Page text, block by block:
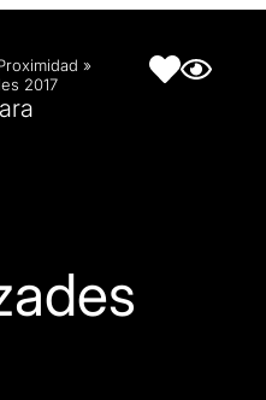
»
2017